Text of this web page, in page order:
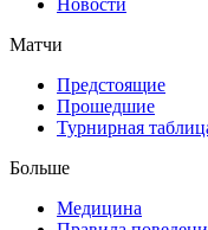
Матчи
Предстоящие
Прошедшие
Турнирная
Больше
Медицина